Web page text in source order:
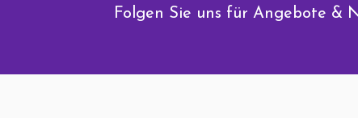
Folgen Sie uns für Angebote &